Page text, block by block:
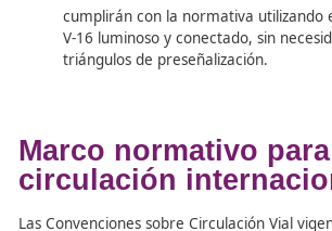
triángulo equilátero u otro
aprobado en el país de matriculación
triángulos de preseñalización
normativa española mientras
Vehículos españoles en el
matriculados en España que